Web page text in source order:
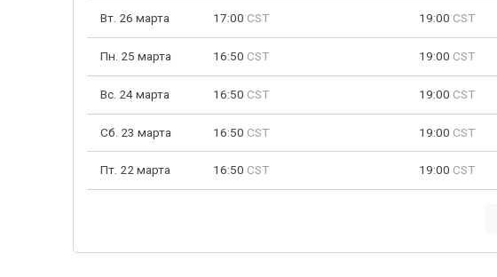
Вт. 26 марта 17:00 CST 19:00 CST
Пн. 25 марта 16:50 CST 19:00 CST
Вс. 24 марта 16:50 CST 19:00 CST
Сб. 23 марта 16:50 CST 19:00 CST
Пт. 22 марта 16:50 CST 19:00 CST